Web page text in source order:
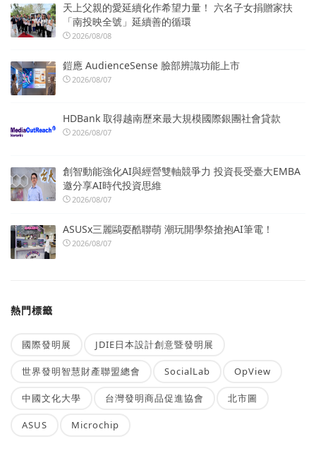
天上父親的愛延續化作希望力量！ 六名子女捐贈家扶
「南投映全號」延續善的循環
2026/08/08
鎧應 AudienceSense 臉部辨識功能上市
2026/08/07
HDBank 取得越南歷來最大規模國際銀團社會貸款
2026/08/07
創智動能強化AI與經營雙軸競爭力 投資長受臺大EMBA
邀分享AI時代投資思維
2026/08/07
ASUSx三麗鷗耍酷聯萌 潮玩開學祭搶抱AI筆電！
2026/08/07
熱門標籤
國際發明展 JDIE日本設計創意暨發明展
世界發明智慧財產聯盟總會 SocialLab OpView
中國文化大學 台灣發明商品促進協會 北市圖
ASUS Microchip